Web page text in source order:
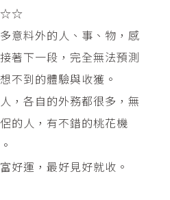
意料外的人、事、物，感
著下一段，完全無法預測
不到的體驗與收獲。
，各自的外務都很多，無
的人，有不錯的桃花機
好運，最好見好就收。